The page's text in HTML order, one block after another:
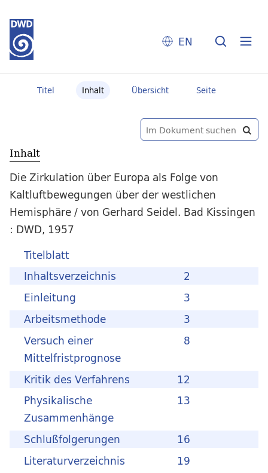
EN
Titel Inhalt Übersicht Seite
Inhalt
Die Zirkulation über Europa als Folge von
Kaltluftbewegungen über der westlichen
Hemisphäre / von Gerhard Seidel. Bad Kissingen
: DWD, 1957
Titelblatt
2
Inhaltsverzeichnis
3
Einleitung
3
Arbeitsmethode
8
Versuch einer
Mittelfristprognose
12
Kritik des Verfahrens
13
Physikalische
Zusammenhänge
16
Schlußfolgerungen
19
Literaturverzeichnis